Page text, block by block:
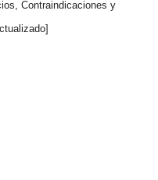
Contraindicaciones y